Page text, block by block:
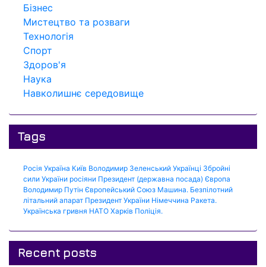
Бізнес
Мистецтво та розваги
Технологія
Спорт
Здоров'я
Наука
Навколишнє середовище
Tags
Росія Україна Київ Володимир Зеленський Українці Збройні
сили України росіяни Президент (державна посада) Європа
Володимир Путін Європейський Союз Машина. Безпілотний
літальний апарат Президент України Німеччина Ракета.
Українська гривня НАТО Харків Поліція.
Recent posts